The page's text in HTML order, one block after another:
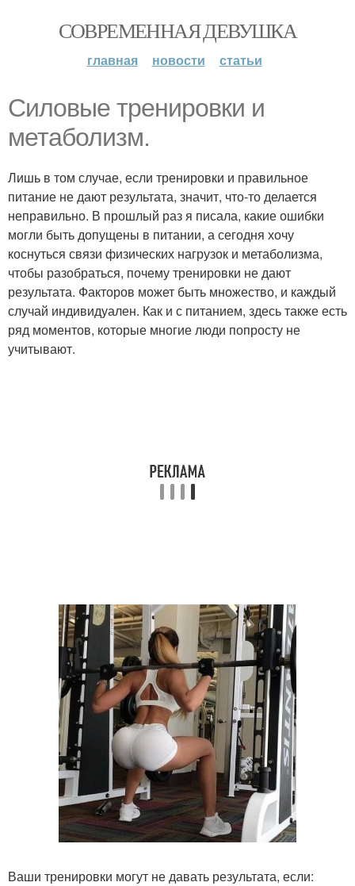
СОВРЕМЕННАЯ ДЕВУШКА
главная новости статьи
Силовые тренировки и
метаболизм.
Лишь в том случае, если тренировки и правильное
питание не дают результата, значит, что-то делается
неправильно. В прошлый раз я писала, какие ошибки
могли быть допущены в питании, а сегодня хочу
коснуться связи физических нагрузок и метаболизма,
чтобы разобраться, почему тренировки не дают
результата. Факторов может быть множество, и каждый
случай индивидуален. Как и с питанием, здесь также есть
ряд моментов, которые многие люди попросту не
учитывают.
Ваши тренировки могут не давать результата, если: